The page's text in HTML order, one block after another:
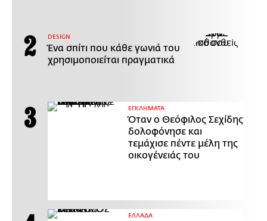
DESIGN
Ένα σπίτι που κάθε γωνιά του
χρησιμοποιείται πραγματικά
ΕΓΚΛΗΜΑΤΑ
Όταν ο Θεόφιλος Σεχίδης
δολοφόνησε και
τεμάχισε πέντε μέλη της
οικογένειάς του
ΕΛΛΑΔΑ